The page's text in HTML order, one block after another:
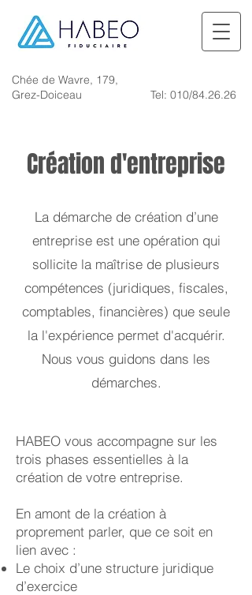
Chée de Wavre, 179,
Grez-Doiceau
Tel: 010/84.26.26
Création d'entreprise
La démarche de création d’une
entreprise est une opération qui
sollicite la maîtrise de plusieurs
compétences (juridiques, fiscales,
comptables, financières) que seule
la l'expérience permet d'acquérir.
Nous vous guidons dans les
démarches.
HABEO vous accompagne sur les
trois phases essentielles à la
création de votre entreprise.
En amont de la création à
proprement parler, que ce soit en
lien avec :
Le choix d’une structure juridique
d’exercice